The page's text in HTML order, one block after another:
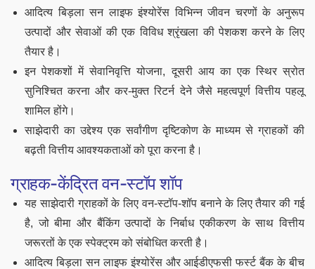
आदित्य बिड़ला सन लाइफ इंश्योरेंस विभिन्न जीवन चरणों के अनुरूप
उत्पादों और सेवाओं की एक विविध श्रृंखला की पेशकश करने के लिए
तैयार है।
इन पेशकशों में सेवानिवृत्ति योजना, दूसरी आय का एक स्थिर स्रोत
सुनिश्चित करना और कर-मुक्त रिटर्न देने जैसे महत्वपूर्ण वित्तीय पहलू
शामिल होंगे।
साझेदारी का उद्देश्य एक सर्वांगीण दृष्टिकोण के माध्यम से ग्राहकों की
बढ़ती वित्तीय आवश्यकताओं को पूरा करना है।
ग्राहक-केंद्रित वन-स्टॉप शॉप
यह साझेदारी ग्राहकों के लिए वन-स्टॉप-शॉप बनाने के लिए तैयार की गई
है, जो बीमा और बैंकिंग उत्पादों के निर्बाध एकीकरण के साथ वित्तीय
जरूरतों के एक स्पेक्ट्रम को संबोधित करती है।
आदित्य बिड़ला सन लाइफ इंश्योरेंस और आईडीएफसी फर्स्ट बैंक के बीच